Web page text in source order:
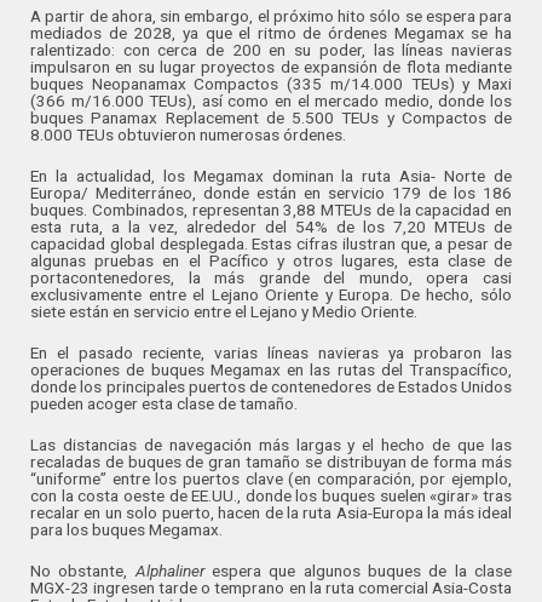
A partir de ahora, sin embargo, el próximo hito sólo se espera para
mediados de 2028, ya que el ritmo de órdenes Megamax se ha
ralentizado: con cerca de 200 en su poder, las líneas navieras
impulsaron en su lugar proyectos de expansión de flota mediante
buques Neopanamax Compactos (335 m/14.000 TEUs) y Maxi
(366 m/16.000 TEUs), así como en el mercado medio, donde los
buques Panamax Replacement de 5.500 TEUs y Compactos de
8.000 TEUs obtuvieron numerosas órdenes.
En la actualidad, los Megamax dominan la ruta Asia- Norte de
Europa/ Mediterráneo, donde están en servicio 179 de los 186
buques. Combinados, representan 3,88 MTEUs de la capacidad en
esta ruta, a la vez, alrededor del 54% de los 7,20 MTEUs de
capacidad global desplegada. Estas cifras ilustran que, a pesar de
algunas pruebas en el Pacífico y otros lugares, esta clase de
portacontenedores, la más grande del mundo, opera casi
exclusivamente entre el Lejano Oriente y Europa. De hecho, sólo
siete están en servicio entre el Lejano y Medio Oriente.
En el pasado reciente, varias líneas navieras ya probaron las
operaciones de buques Megamax en las rutas del Transpacífico,
donde los principales puertos de contenedores de Estados Unidos
pueden acoger esta clase de tamaño.
Las distancias de navegación más largas y el hecho de que las
recaladas de buques de gran tamaño se distribuyan de forma más
“uniforme” entre los puertos clave (en comparación, por ejemplo,
con la costa oeste de EE.UU., donde los buques suelen «girar» tras
recalar en un solo puerto, hacen de la ruta Asia-Europa la más ideal
para los buques Megamax.
No obstante,Alphalinerespera que algunos buques de la clase
MGX-23 ingresen tarde o temprano en la ruta comercial Asia-Costa